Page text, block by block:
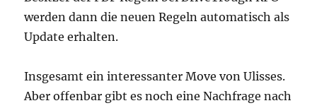
werden dann die neuen Regeln automatisch als
Update erhalten.
Insgesamt ein interessanter Move von Ulisses.
Aber offenbar gibt es noch eine Nachfrage nach